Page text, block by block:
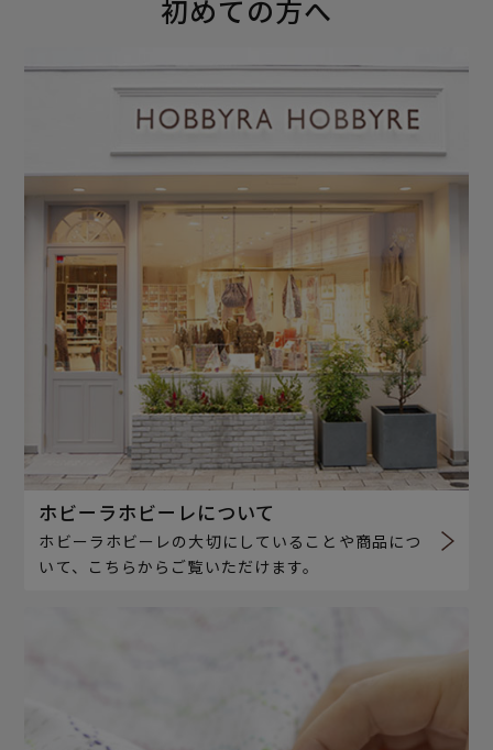
初めての方へ
ホビーラホビーレについて
ホビーラホビーレの大切にしていることや商品につ
いて、こちらからご覧いただけます。